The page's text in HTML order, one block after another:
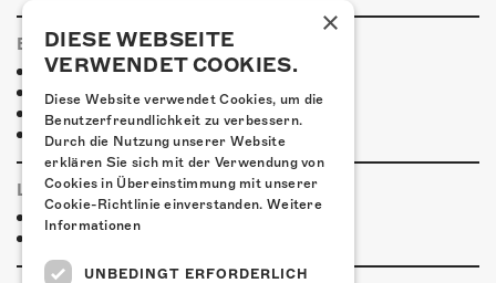
ESSENSTIPPS
Pier 11
Restaurant Kreuz
Pittaria
Pizzeria Da Giuseppe
LINKS & PARTNER
Facebook-Event
×
DIESE WEBSEITE
VERWENDET COOKIES.
Diese Website verwendet Cookies, um die
Benutzerfreundlichkeit zu verbessern.
Durch die Nutzung unserer Website
erklären Sie sich mit der Verwendung von
Cookies in Übereinstimmung mit unserer
Cookie-Richtlinie einverstanden. Weitere
Informationen
UNBEDINGT ERFORDERLICH